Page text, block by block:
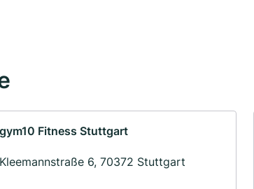
gym10 Fitness Stuttgart
Kleemannstraße 6, 70372 Stuttgart